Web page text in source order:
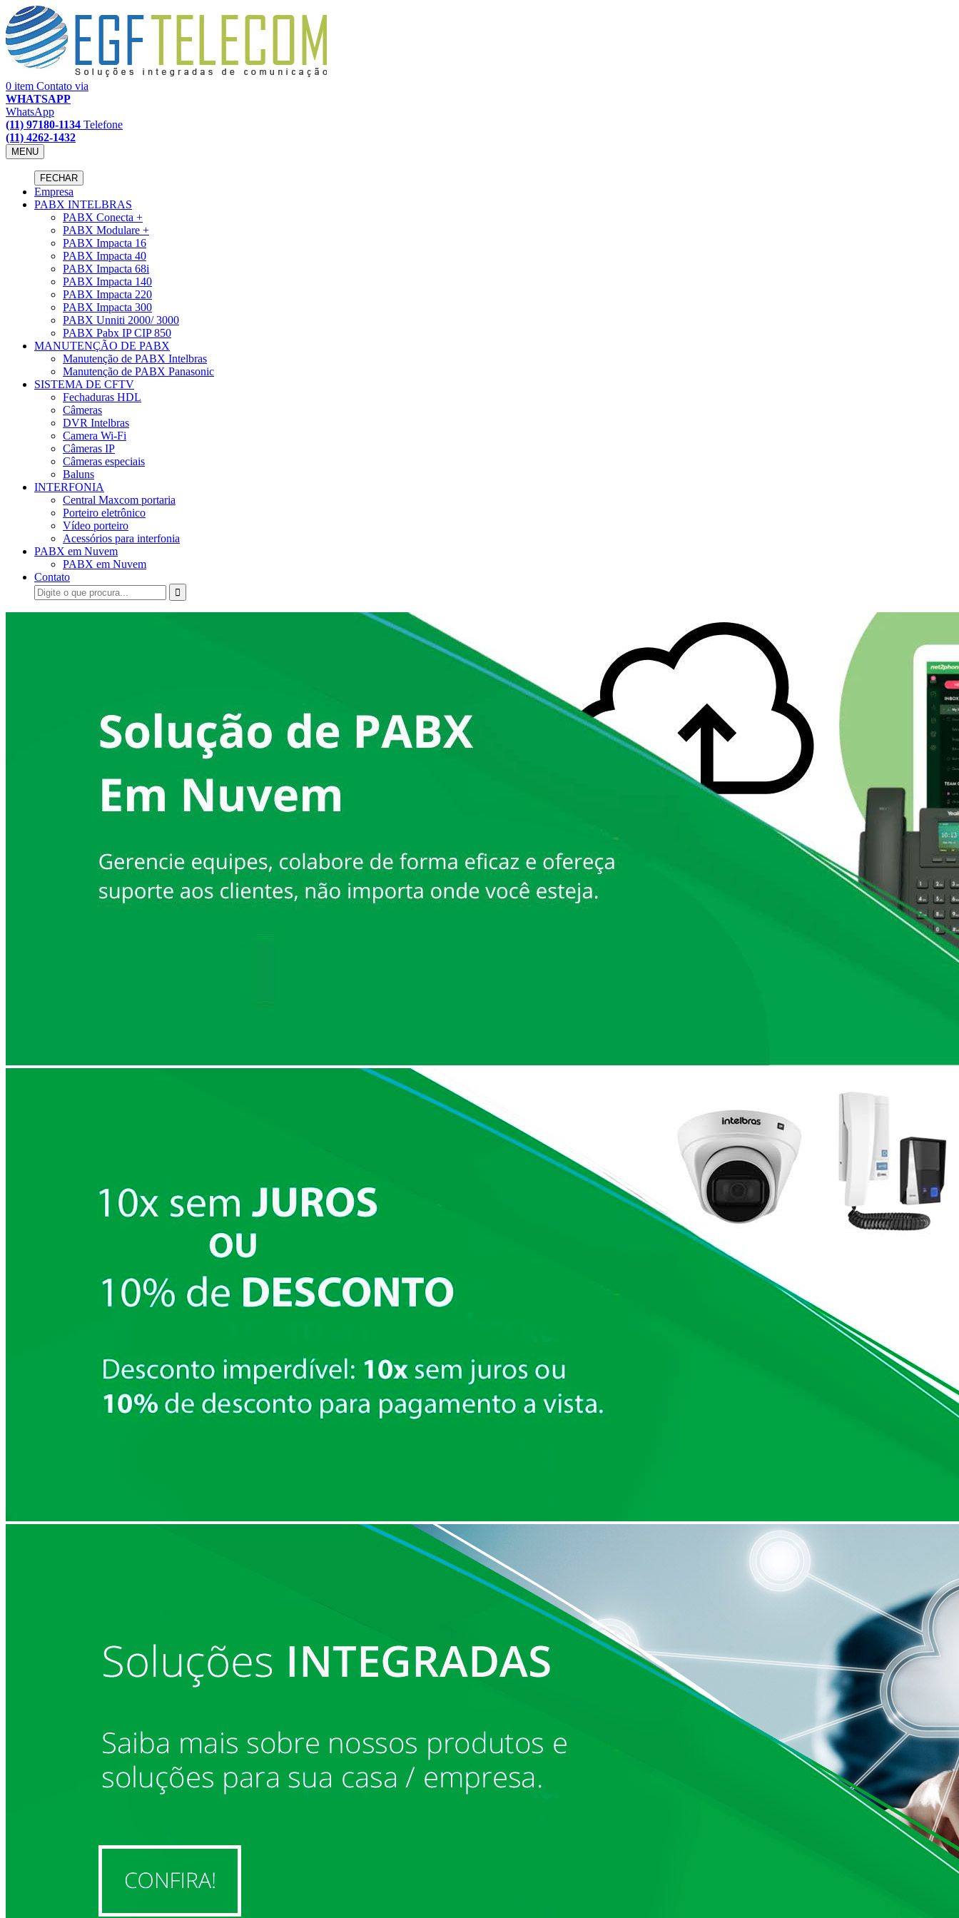
0 item Contato via
WHATSAPP
WhatsApp
(11) 97180-1134 Telefone
(11) 4262-1432
MENU
FECHAR
Empresa
PABX INTELBRAS
PABX Conecta +
PABX Modulare +
PABX Impacta 16
PABX Impacta 40
PABX Impacta 68i
PABX Impacta 140
PABX Impacta 220
PABX Impacta 300
PABX Unniti 2000/ 3000
PABX Pabx IP CIP 850
MANUTENÇÃO DE PABX
Manutenção de PABX Intelbras
Manutenção de PABX Panasonic
SISTEMA DE CFTV
Fechaduras HDL
Câmeras
DVR Intelbras
Camera Wi-Fi
Câmeras IP
Câmeras especiais
Baluns
INTERFONIA
Central Maxcom portaria
Porteiro eletrônico
Vídeo porteiro
Acessórios para interfonia
PABX em Nuvem
PABX em Nuvem
Contato